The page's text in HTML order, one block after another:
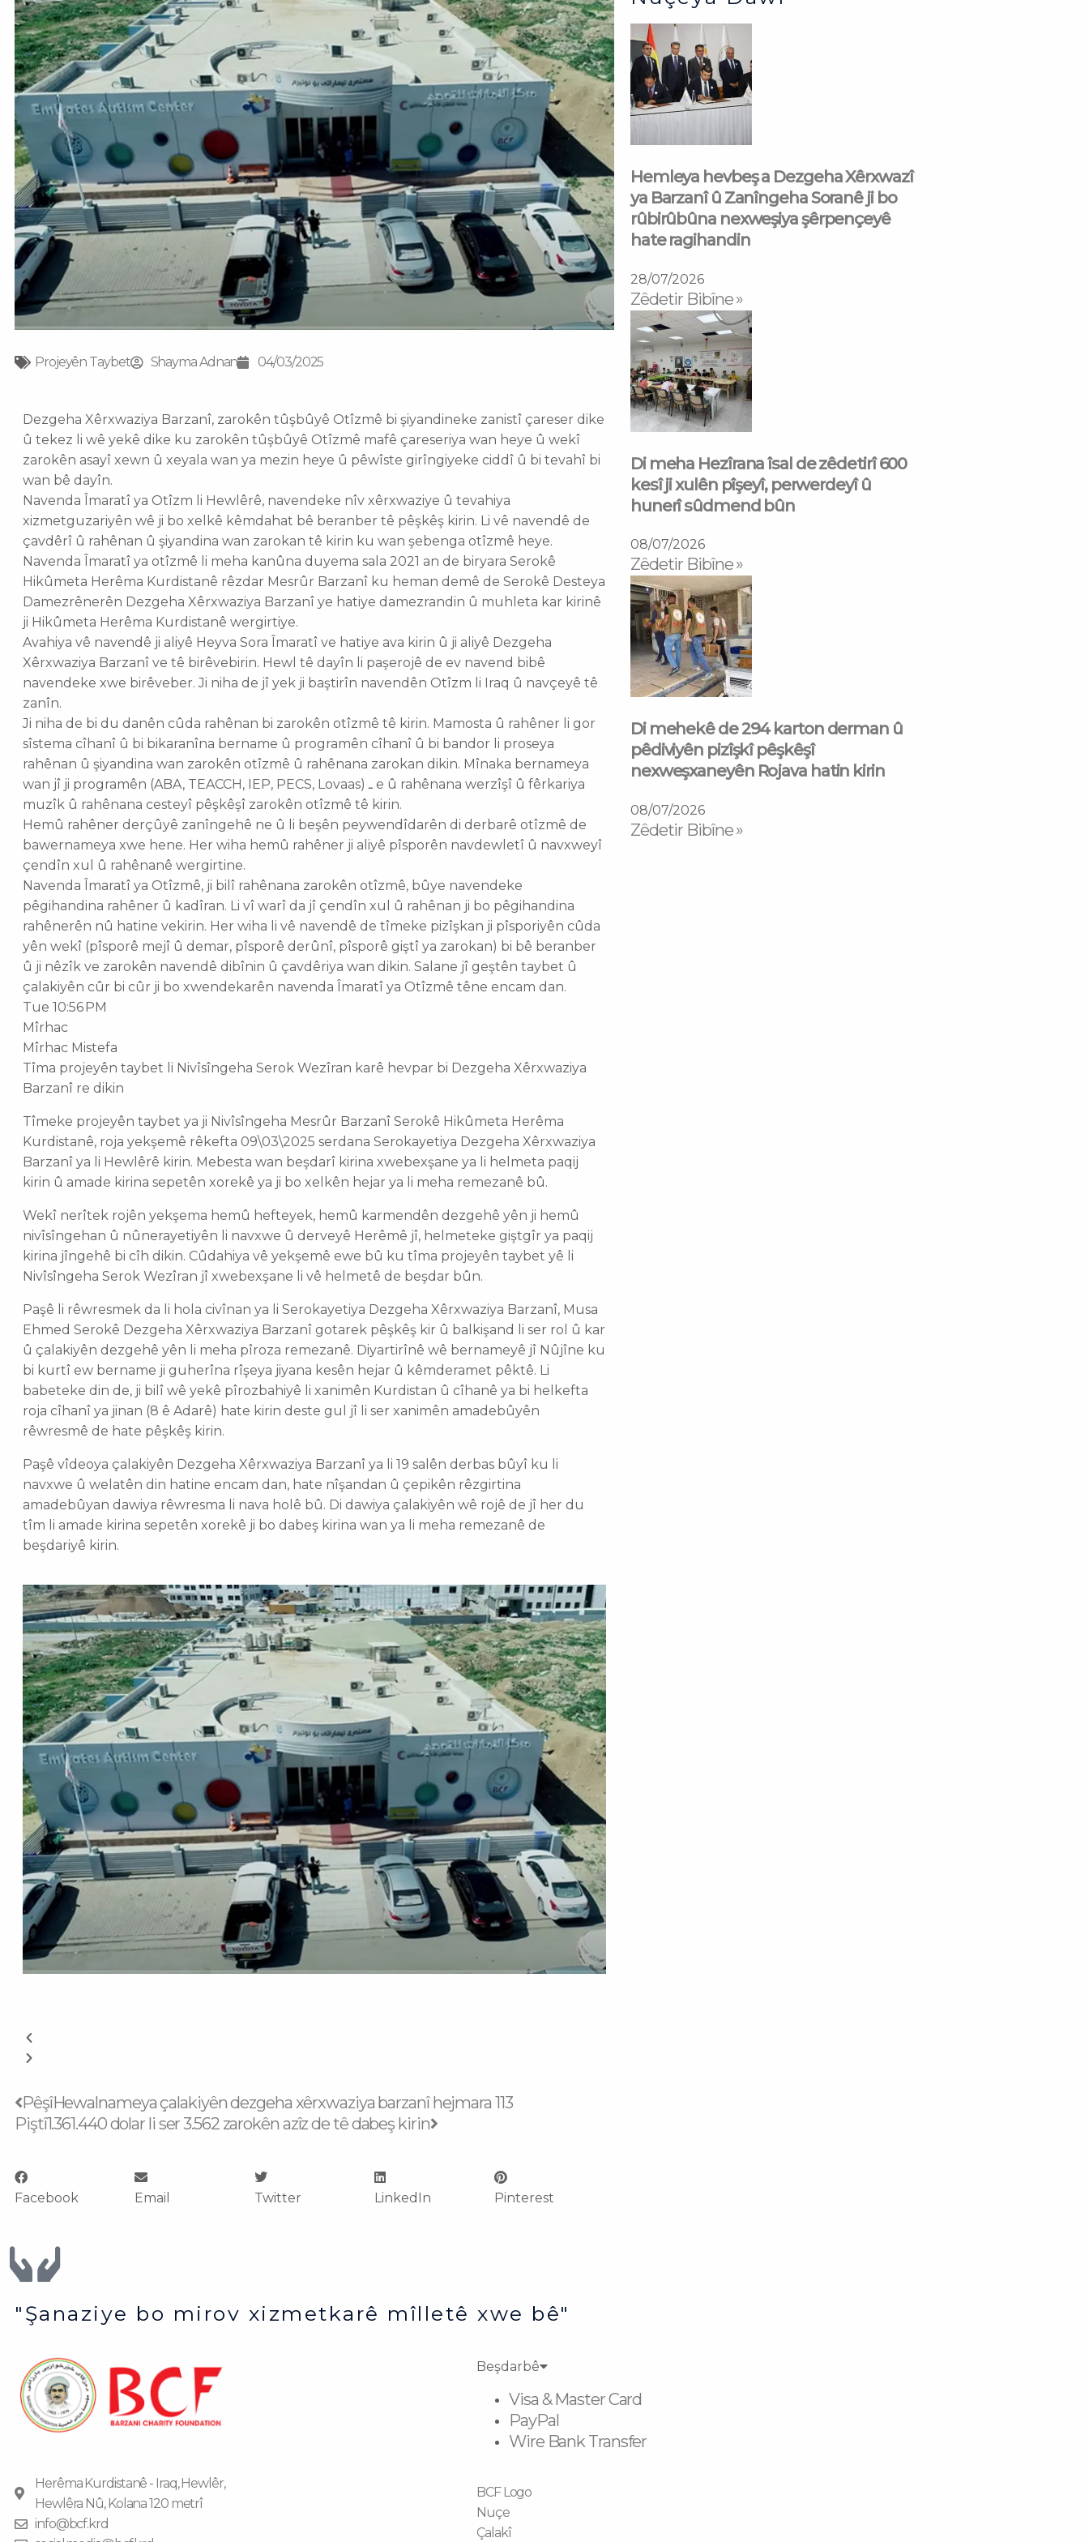
Projeyên Taybet Shayma Adnan 04/03/2025
Dezgeha Xêrxwaziya Barzanî, zarokên tûşbûyê Otîzmê bi şiyandineke zanistî çareser dike
û tekez li wê yekê dike ku zarokên tûşbûyê Otîzmê mafê çareseriya wan heye û wekî
zarokên asayî xewn û xeyala wan ya mezin heye û pêwîste girîngiyeke ciddî û bi tevahî bi
wan bê dayîn.
Navenda Îmaratî ya Otîzm li Hewlêrê, navendeke nîv xêrxwaziye û tevahiya
xizmetguzariyên wê ji bo xelkê kêmdahat bê beranber tê pêşkêş kirin. Li vê navendê de
çavdêrî û rahênan û şiyandina wan zarokan tê kirin ku wan şebenga otîzmê heye.
Navenda Îmaratî ya otîzmê li meha kanûna duyema sala 2021 an de biryara Serokê
Hikûmeta Herêma Kurdistanê rêzdar Mesrûr Barzanî ku heman demê de Serokê Desteya
Damezrênerên Dezgeha Xêrxwaziya Barzanî ye hatiye damezrandin û muhleta kar kirinê
ji Hikûmeta Herêma Kurdistanê wergirtiye.
Avahiya vê navendê ji aliyê Heyva Sora Îmaratî ve hatiye ava kirin û ji aliyê Dezgeha
Xêrxwaziya Barzanî ve tê birêvebirin. Hewl tê dayîn li paşerojê de ev navend bibê
navendeke xwe birêveber. Ji niha de jî yek ji baştirîn navendên Otîzm li Iraq û navçeyê tê
zanîn.
Ji niha de bi du danên cûda rahênan bi zarokên otîzmê tê kirin. Mamosta û rahêner li gor
sîstema cîhanî û bi bikaranîna bername û programên cîhanî û bi bandor li proseya
rahênan û şiyandina wan zarokên otîzmê û rahênana zarokan dikin. Mînaka bernameya
wan jî ji programên (ABA, TEACCH, IEP, PECS, Lovaas) ـ e û rahênana werzîşî û fêrkariya
muzîk û rahênana cesteyî pêşkêşî zarokên otîzmê tê kirin.
Hemû rahêner derçûyê zanîngehê ne û li beşên peywendîdarên di derbarê otîzmê de
bawernameya xwe hene. Her wiha hemû rahêner ji aliyê pîsporên navdewletî û navxweyî
çendîn xul û rahênanê wergirtine.
Navenda Îmaratî ya Otîzmê, ji bilî rahênana zarokên otîzmê, bûye navendeke
pêgihandina rahêner û kadîran. Li vî warî da jî çendîn xul û rahênan ji bo pêgihandina
rahênerên nû hatine vekirin. Her wiha li vê navendê de tîmeke pizîşkan ji pîsporiyên cûda
yên wekî (pîsporê mejî û demar, pîsporê derûnî, pîsporê giştî ya zarokan) bi bê beranber
û ji nêzîk ve zarokên navendê dibînin û çavdêriya wan dikin. Salane jî geştên taybet û
çalakiyên cûr bi cûr ji bo xwendekarên navenda Îmaratî ya Otîzmê têne encam dan.
Tue 10:56 PM
Mîrhac
Mîrhac Mistefa
Tîma projeyên taybet li Nivîsîngeha Serok Wezîran karê hevpar bi Dezgeha Xêrxwaziya
Barzanî re dikin
‌‌Tîmeke projeyên taybet ya ji Nivîsîngeha Mesrûr Barzanî Serokê Hikûmeta Herêma
Kurdistanê, roja yekşemê rêkefta 09\03\2025 serdana Serokayetiya Dezgeha Xêrxwaziya
Barzanî ya li Hewlêrê kirin. Mebesta wan beşdarî kirina xwebexşane ya li helmeta paqij
kirin û amade kirina sepetên xorekê ya ji bo xelkên hejar ya li meha remezanê bû.
Wekî nerîtek rojên yekşema hemû hefteyek, hemû karmendên dezgehê yên ji hemû
nivîsîngehan û nûnerayetiyên li navxwe û derveyê Herêmê jî, helmeteke giştgîr ya paqij
kirina jîngehê bi cîh dikin. Cûdahiya vê yekşemê ewe bû ku tîma projeyên taybet yê li
Nivîsîngeha Serok Wezîran jî xwebexşane li vê helmetê de beşdar bûn.
Paşê li rêwresmek da li hola civînan ya li Serokayetiya Dezgeha Xêrxwaziya Barzanî, Musa
Ehmed Serokê Dezgeha Xêrxwaziya Barzanî gotarek pêşkêş kir û balkişand li ser rol û kar
û çalakiyên dezgehê yên li meha pîroza remezanê. Diyartirînê wê bernameyê jî Nûjîne ku
bi kurtî ew bername ji guherîna rîşeya jiyana kesên hejar û kêmderamet pêktê. Li
babeteke din de, ji bilî wê yekê pîrozbahiyê li xanimên Kurdistan û cîhanê ya bi helkefta
roja cîhanî ya jinan (8 ê Adarê) hate kirin deste gul jî li ser xanimên amadebûyên
rêwresmê de hate pêşkêş kirin.
Paşê vîdeoya çalakiyên Dezgeha Xêrxwaziya Barzanî ya li 19 salên derbas bûyî ku li
navxwe û welatên din hatine encam dan, hate nîşandan û çepikên rêzgirtina
amadebûyan dawiya rêwresma li nava holê bû. Di dawiya çalakiyên wê rojê de jî her du
tîm li amade kirina sepetên xorekê ji bo dabeş kirina wan ya li meha remezanê de
beşdariyê kirin.
Prev
PêşîHewalnameya çalakiyên dezgeha xêrxwaziya barzanî hejmara 113
Piştî1.361.440 dolar li ser 3.562 zarokên azîz de tê dabeş kirin
Next
Facebook Email Twitter LinkedIn Pinterest
Hemleya hevbeş a Dezgeha Xêrxwazî
ya Barzanî û Zanîngeha Soranê ji bo
rûbirûbûna nexweşiya şêrpençeyê
hate ragihandin
28/07/2026
Zêdetir Bibîne »
Di meha Hezîrana îsal de zêdetirî 600
kesî ji xulên pîşeyî, perwerdeyî û
hunerî sûdmend bûn
08/07/2026
Zêdetir Bibîne »
Di mehekê de 294 karton derman û
pêdiviyên pizîşkî pêşkêşî
nexweşxaneyên Rojava hatin kirin
08/07/2026
Zêdetir Bibîne »
"Şanaziye bo mirov xizmetkarê mîlletê xwe bê"
Herêma Kurdistanê - Iraq, Hewlêr,
Hewlêra Nû, Kolana 120 metrî
info@bcf.krd
Beşdarbê
Visa & Master Card
PayPal
Wire Bank Transfer
BCF Logo
Nuçe
Çalakî